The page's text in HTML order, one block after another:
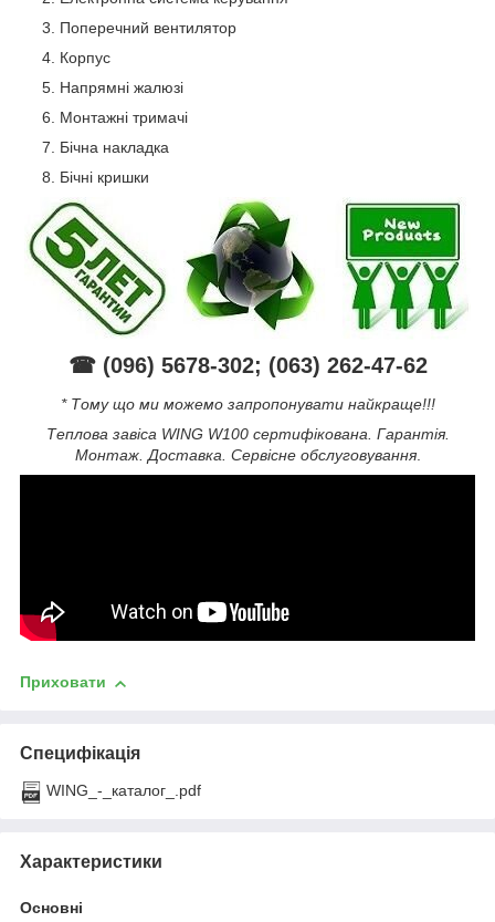
Поперечний вентилятор
Корпус
Напрямні жалюзі
Монтажні тримачі
Бічна накладка
Бічні кришки
☎ (096) 5678-302; (063) 262-47-62
* Тому що ми можемо запропонувати найкраще!!!
Теплова завіса WING W100 сертифікована. Гарантія.
Монтаж. Доставка. Сервісне обслуговування.
Приховати
Специфікація
WING_-_каталог_.pdf
Характеристики
Основні